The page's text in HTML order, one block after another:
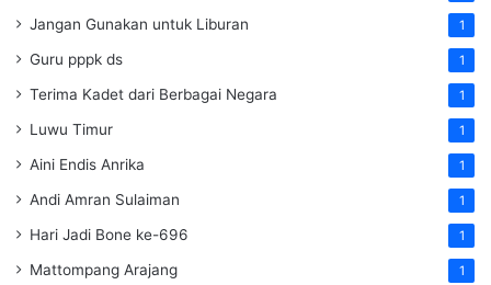
Jangan Gunakan untuk Liburan 1
Guru pppk ds 1
Terima Kadet dari Berbagai Negara 1
Luwu Timur 1
Aini Endis Anrika 1
Andi Amran Sulaiman 1
Hari Jadi Bone ke-696 1
Mattompang Arajang 1